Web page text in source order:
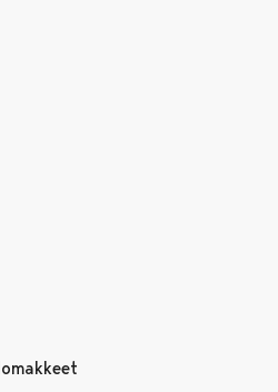
välilehdessä
Youtubessa
välilehdessä